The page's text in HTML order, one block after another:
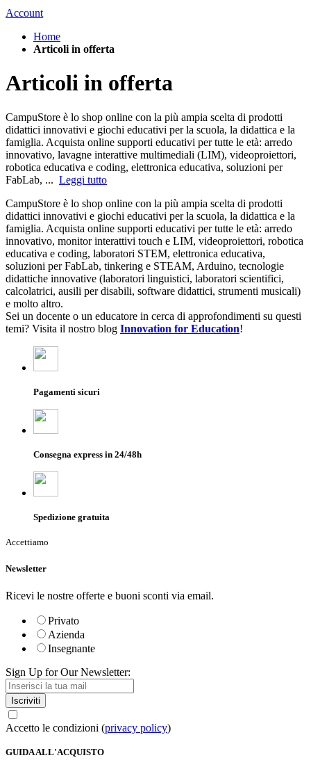
Account
Home
Articoli in offerta
Articoli in offerta
CampuStore è lo shop online con la più ampia scelta di prodotti
didattici innovativi e giochi educativi per la scuola, la didattica e la
famiglia. Acquista online supporti educativi per tutte le età: arredo
innovativo, lavagne interattive multimediali (LIM), videoproiettori,
robotica educativa e coding, elettronica educativa, soluzioni per
FabLab, ... Leggi tutto
CampuStore è lo shop online con la più ampia scelta di prodotti
didattici innovativi e giochi educativi per la scuola, la didattica e la
famiglia. Acquista online supporti educativi per tutte le età: arredo
innovativo, monitor interattivi touch e LIM, videoproiettori, robotica
educativa e coding, laboratori STEM, elettronica educativa,
soluzioni per FabLab, tinkering e STEAM, Arduino, tecnologie
didattiche innovative (laboratori linguistici, laboratori scientifici,
calcolatrici, ausili per disabili, software didattici, strumenti musicali)
e molto altro.
Sei un docente o un educatore in cerca di approfondimenti su questi
temi? Visita il nostro blog Innovation for Education!
Pagamenti sicuri
Consegna express in 24/48h
Spedizione gratuita
Accettiamo
Newsletter
Ricevi le nostre offerte e buoni sconti via email.
Privato
Azienda
Insegnante
Sign Up for Our Newsletter:
Iscriviti
Accetto le condizioni (privacy policy)
GUIDA ALL'ACQUISTO